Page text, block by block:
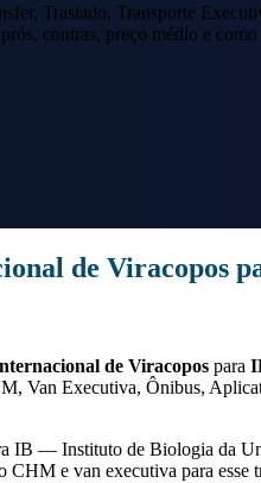
Traslado, Transporte
contras, preço médio e como
de Viracopos
de Viracopos para
Van Executiva, Ônibus,
IB — Instituto de Biologia da
CHM e van executiva para esse